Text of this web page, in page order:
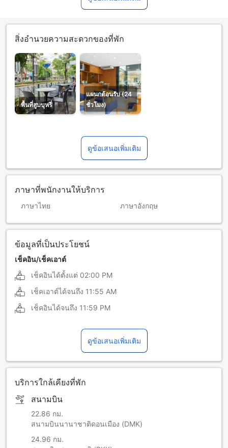
สิ่งอำนวยความสะดวกของที่พัก
พื้นที่สูบบุหรี่
แผนกต้อนรับ (24
ชั่วโมง)
ดูข้อเสนอเพิ่มเติม
ภาษาที่พนักงานให้บริการ
ภาษาไทย ภาษาอังกฤษ
ข้อมูลที่เป็นประโยชน์
เช็คอิน/เช็คเอาต์
เช็คอินได้ตั้งแต่ 02:00 PM
เช็คเอาต์ได้จนถึง 11:55 AM
เช็คอินได้จนถึง 11:59 PM
ดูข้อเสนอเพิ่มเติม
บริการใกล้เคียงที่พัก
สนามบิน
22.86 กม.
สนามบินนานาชาติดอนเมือง (DMK)
24.96 กม.